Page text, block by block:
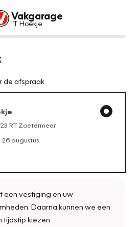
Vakgarage
'T Hoekje
de afspraak
RT Zoetermeer
augustus
een vestiging en uw
Daarna kunnen we een
tijdstip kiezen.